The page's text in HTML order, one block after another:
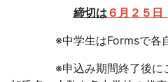
締切は ６月２５日
※中学生はFormsで各自申
※申込み期間終了後にこ